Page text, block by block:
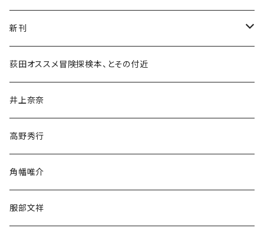
新刊
和書
文学・小説・物語
随筆・ノンフィクション・その他
荻田オススメ冒険探検本、とその付近
井上奈奈
高野秀行
角幡唯介
服部文祥